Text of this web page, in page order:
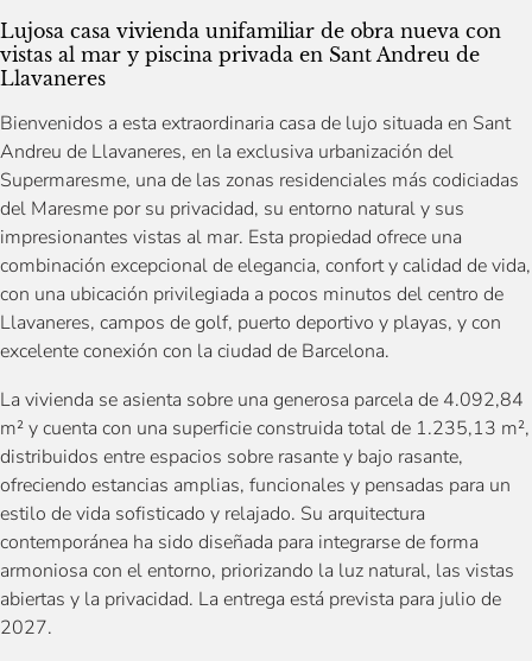
Lujosa casa vivienda unifamiliar de obra nueva con
vistas al mar y piscina privada en Sant Andreu de
Llavaneres
Bienvenidos a esta extraordinaria casa de lujo situada en Sant
Andreu de Llavaneres, en la exclusiva urbanización del
Supermaresme, una de las zonas residenciales más codiciadas
del Maresme por su privacidad, su entorno natural y sus
impresionantes vistas al mar. Esta propiedad ofrece una
combinación excepcional de elegancia, confort y calidad de vida,
con una ubicación privilegiada a pocos minutos del centro de
Llavaneres, campos de golf, puerto deportivo y playas, y con
excelente conexión con la ciudad de Barcelona.
La vivienda se asienta sobre una generosa parcela de 4.092,84
m² y cuenta con una superficie construida total de 1.235,13 m²,
distribuidos entre espacios sobre rasante y bajo rasante,
ofreciendo estancias amplias, funcionales y pensadas para un
estilo de vida sofisticado y relajado. Su arquitectura
contemporánea ha sido diseñada para integrarse de forma
armoniosa con el entorno, priorizando la luz natural, las vistas
abiertas y la privacidad. La entrega está prevista para julio de
2027.